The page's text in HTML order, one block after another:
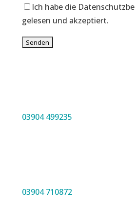
Ich habe die
gelesen und akzeptiert.
03904 499235
03904 710872